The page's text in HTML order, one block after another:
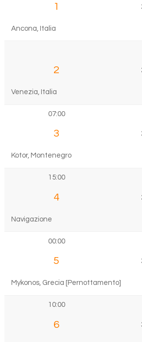
1
Ancona, Italia
2
Venezia, Italia
07:00
3
Kotor, Montenegro
15:00
4
Navigazione
00:00
5
Mykonos, Grecia [Pernottamento]
10:00
6